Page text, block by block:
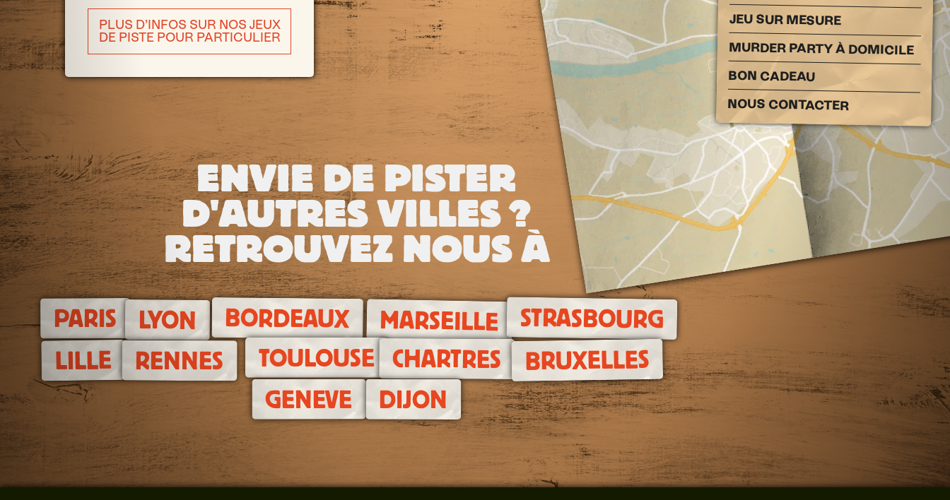
JEU SUR MESURE
MURDER PARTY À DOMICILE
BON CADEAU
NOUS CONTACTER
PLUS D’INFOS SUR NOS JEUX
DE PISTE POUR PARTICULIER
ENVIE DE PISTER
D'AUTRES VILLES ?
RETROUVEZ NOUS À
PARIS LYON BORDEAUX MARSEILLE STRASBOURG
LILLE RENNES TOULOUSE CHARTRES BRUXELLES
GENEVE DIJON